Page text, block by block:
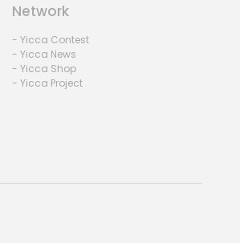
Network
- Yicca Contest
- Yicca News
- Yicca Shop
- Yicca Project